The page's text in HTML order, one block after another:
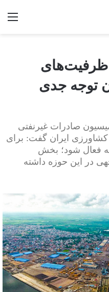
ظرفیت‌های
توجه جدی
صادرات غیرنفتی
کشاورزی ایران گفت: برای
فعال شود؛ بخش
در این حوزه داشته